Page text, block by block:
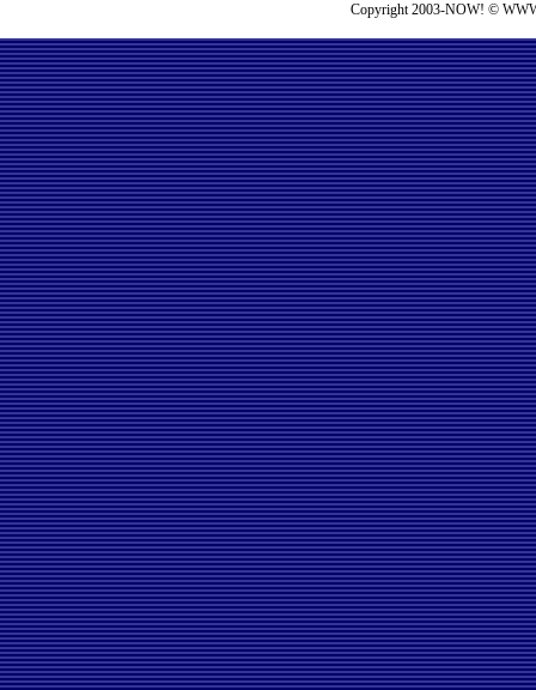
Copyright 2003-NOW! ©